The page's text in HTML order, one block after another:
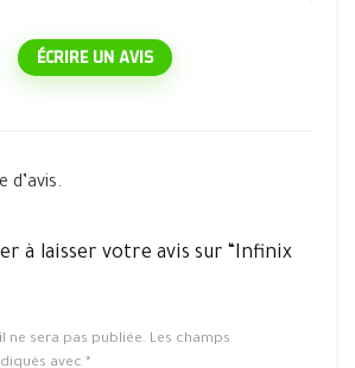
ÉCRIRE UN AVIS
d’avis.
à laisser votre avis sur “Infinix
ne sera pas publiée. Les champs
avec *